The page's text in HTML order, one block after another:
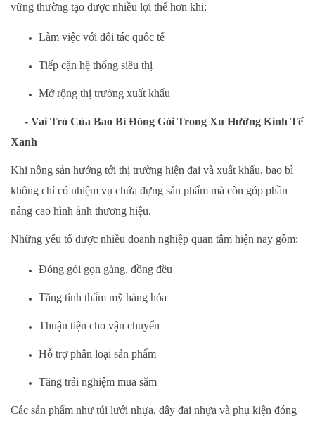
vững thường tạo được nhiều lợi thế hơn khi:
Làm việc với đối tác quốc tế
Tiếp cận hệ thống siêu thị
Mở rộng thị trường xuất khẩu
- Vai Trò Của Bao Bì Đóng Gói Trong Xu Hướng Kinh Tế
Xanh
Khi nông sản hướng tới thị trường hiện đại và xuất khẩu, bao bì
không chỉ có nhiệm vụ chứa đựng sản phẩm mà còn góp phần
nâng cao hình ảnh thương hiệu.
Những yếu tố được nhiều doanh nghiệp quan tâm hiện nay gồm:
Đóng gói gọn gàng, đồng đều
Tăng tính thẩm mỹ hàng hóa
Thuận tiện cho vận chuyển
Hỗ trợ phân loại sản phẩm
Tăng trải nghiệm mua sắm
Các sản phẩm như túi lưới nhựa, dây đai nhựa và phụ kiện đóng